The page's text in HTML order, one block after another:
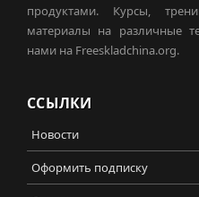
продуктами. Курсы,
материалы на различные
нами на Freeskladchina.org.
ССЫЛКИ
Новости
Оформить подписку